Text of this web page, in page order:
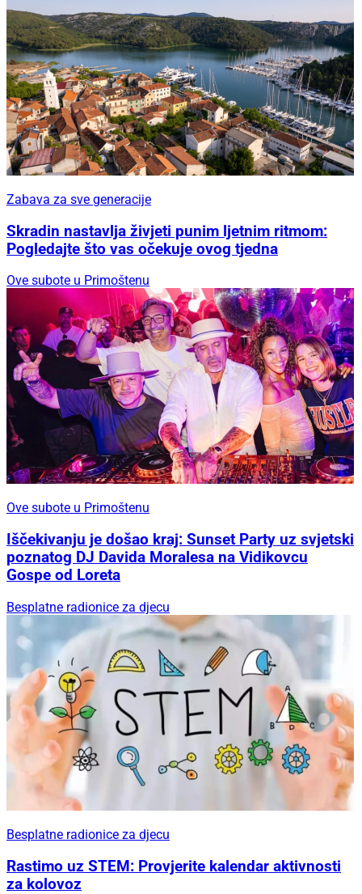
Zabava za sve generacije
Skradin nastavlja živjeti punim ljetnim ritmom:
Pogledajte što vas očekuje ovog tjedna
Ove subote u Primoštenu
Ove subote u Primoštenu
Iščekivanju je došao kraj: Sunset Party uz svjetski
poznatog DJ Davida Moralesa na Vidikovcu
Gospe od Loreta
Besplatne radionice za djecu
Besplatne radionice za djecu
Rastimo uz STEM: Provjerite kalendar aktivnosti
za kolovoz